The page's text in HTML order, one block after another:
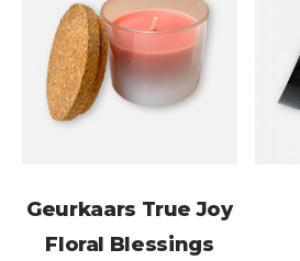
Geurkaars True Joy
Floral Blessings